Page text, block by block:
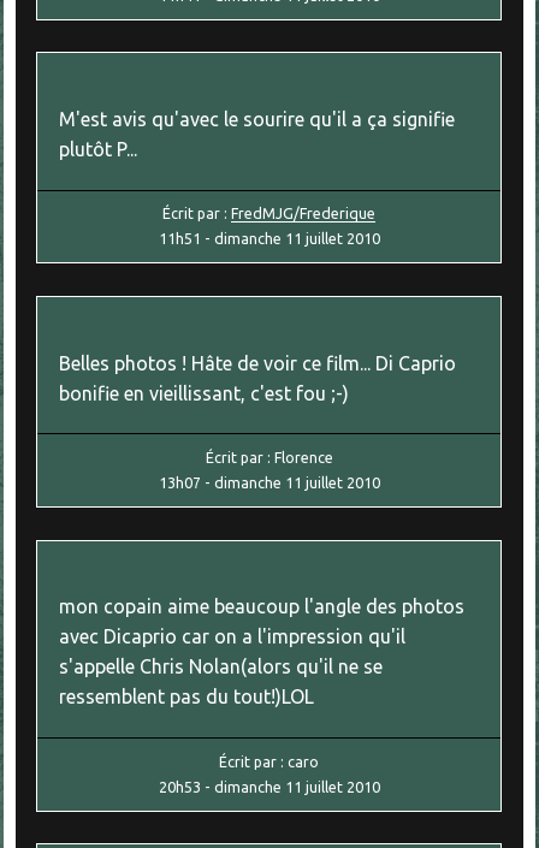
M'est avis qu'avec le sourire qu'il a ça signifie
plutôt P...
Écrit par :FredMJG/Frederique
11h51 - dimanche 11 juillet 2010
Belles photos ! Hâte de voir ce film... Di Caprio
bonifie en vieillissant, c'est fou ;-)
Écrit par : Florence
13h07 - dimanche 11 juillet 2010
mon copain aime beaucoup l'angle des photos
avec Dicaprio car on a l'impression qu'il
s'appelle Chris Nolan(alors qu'il ne se
ressemblent pas du tout!)LOL
Écrit par :caro
20h53 - dimanche 11 juillet 2010